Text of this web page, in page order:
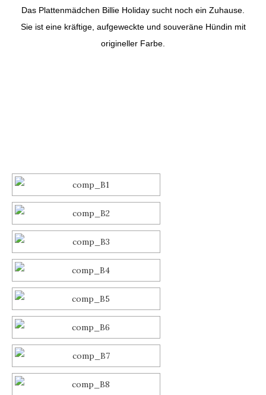
Das Plattenmädchen Billie Holiday sucht noch ein Zuhause.
Sie ist eine kräftige, aufgeweckte und souveräne Hündin mit
origineller Farbe.